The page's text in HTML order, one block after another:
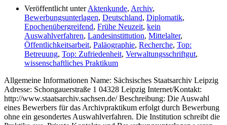
Veröffentlicht unterAktenkunde, Archiv,
Bewerbungsunterlagen, Deutschland, Diplomatik,
Epochenübergreifend, Frühe Neuzeit, kein
Auswahlverfahren, Landesinstittution, Mittelalter,
Öffentlichkeitsarbeit, Paläographie, Recherche, Top:
Betreuung, Top: Zufriedenheit, Verwaltungsschriftgut,
wissenschaftliches Praktikum
Allgemeine Informationen Name: Sächsisches Staatsarchiv Leipzig
Adresse: Schongauerstraße 1 04328 Leipzig Internet/Kontakt:
http://www.staatsarchiv.sachsen.de/ Beschreibung: Die Auswahl
eines Bewerbers für das Archivpraktikum erfolgt durch Bewerbung
ohne ein gesondertes Auswahlverfahren. Die Institution schreibt die